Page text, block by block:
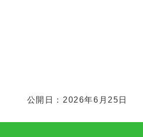
公開日：2026年6月25日